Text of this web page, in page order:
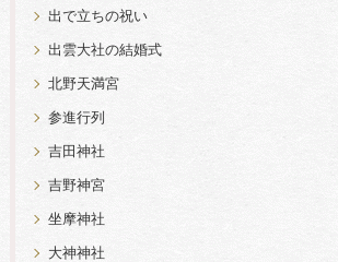
出で立ちの祝い
出雲大社の結婚式
北野天満宮
参進行列
吉田神社
吉野神宮
坐摩神社
大神神社